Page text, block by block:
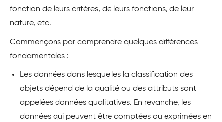
fonction de leurs critères, de leurs fonctions, de leur
nature, etc.
Commençons par comprendre quelques différences
fondamentales :
Les données dans lesquelles la classification des
objets dépend de la qualité ou des attributs sont
appelées données qualitatives. En revanche, les
données qui peuvent être comptées ou exprimées en